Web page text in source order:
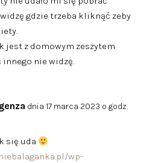
gdzie trzeba kliknąć zeby
jest z domowym zeszytem
innego nie widzę.
dnia 17 marca 2023 o godz.
się uda
wp-